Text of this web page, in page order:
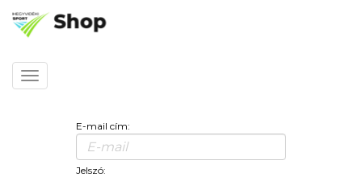
Toggle
navigation
E-mail cím:
Jelszó: